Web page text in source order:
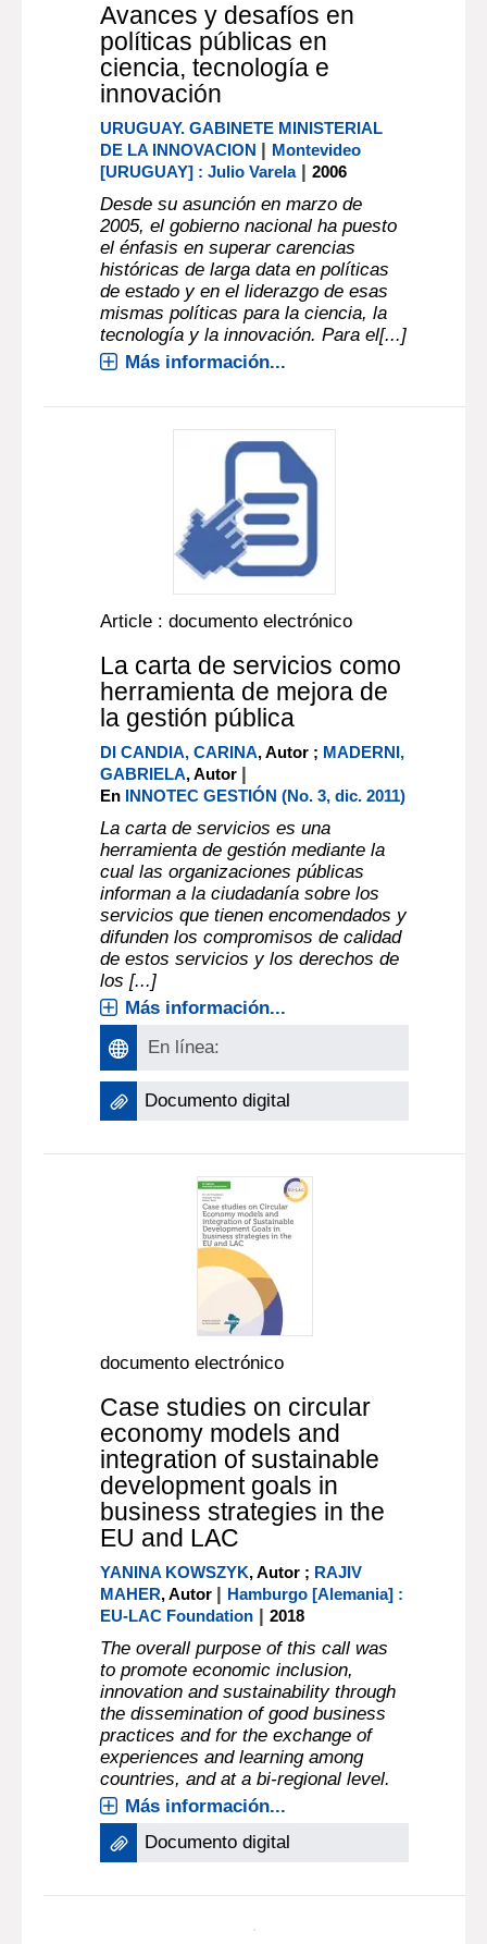
Avances y desafíos en
políticas públicas en
ciencia, tecnología e
innovación
URUGUAY. GABINETE MINISTERIAL
DE LA INNOVACION | Montevideo
[URUGUAY] : Julio Varela|2006
Desde su asunción en marzo de
2005, el gobierno nacional ha puesto
el énfasis en superar carencias
históricas de larga data en políticas
de estado y en el liderazgo de esas
mismas políticas para la ciencia, la
tecnología y la innovación. Para el[...]
Más información...
Article : documento electrónico
La carta de servicios como
herramienta de mejora de
la gestión pública
DI CANDIA, CARINA, Autor ; MADERNI,
GABRIELA, Autor |
En INNOTEC GESTIÓN (No. 3, dic. 2011)
La carta de servicios es una
herramienta de gestión mediante la
cual las organizaciones públicas
informan a la ciudadanía sobre los
servicios que tienen encomendados y
difunden los compromisos de calidad
de estos servicios y los derechos de
los [...]
Más información...
En línea:
Documento digital
documento electrónico
Case studies on circular
economy models and
integration of sustainable
development goals in
business strategies in the
EU and LAC
YANINA KOWSZYK, Autor ; RAJIV
MAHER, Autor | Hamburgo [Alemania] :
EU-LAC Foundation |2018
The overall purpose of this call was
to promote economic inclusion,
innovation and sustainability through
the dissemination of good business
practices and for the exchange of
experiences and learning among
countries, and at a bi-regional level.
Más información...
Documento digital